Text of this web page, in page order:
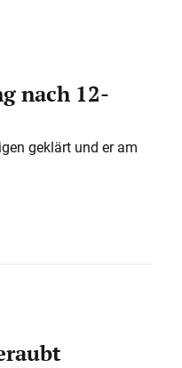
nach 12-
geklärt und er am